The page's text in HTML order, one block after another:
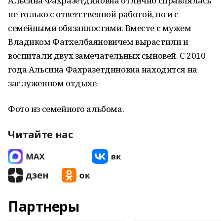
не только с ответственной работой, но и с
семейными обязанностями. Вместе с мужем
Владиком Фатхелбаяновичем вырастили и
воспитали двух замечательных сыновей. С 2010
года Альсина Фахразетдиновна находится на
заслуженном отдыхе.
Фото из семейного альбома.
Читайте нас
Партнеры